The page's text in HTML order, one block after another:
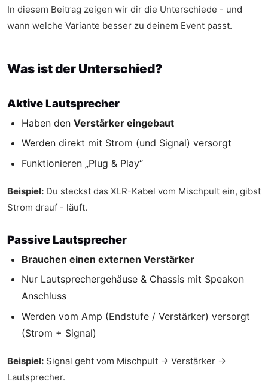
In diesem Beitrag zeigen wir dir die Unterschiede - und
wann welche Variante besser zu deinem Event passt.
Was ist der Unterschied?
Aktive Lautsprecher
Haben den Verstärker eingebaut
Werden direkt mit Strom (und Signal) versorgt
Funktionieren „Plug & Play“
Beispiel: Du steckst das XLR-Kabel vom Mischpult ein, gibst
Strom drauf - läuft.
Passive Lautsprecher
Brauchen einen externen Verstärker
Nur Lautsprechergehäuse & Chassis mit Speakon
Anschluss
Werden vom Amp (Endstufe / Verstärker) versorgt
(Strom + Signal)
Beispiel: Signal geht vom Mischpult → Verstärker →
Lautsprecher.